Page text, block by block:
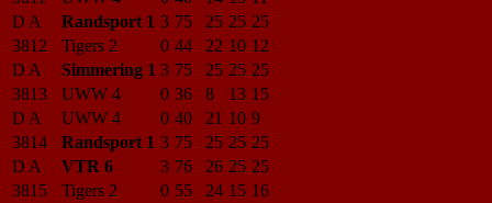
D A
Randsport 1 3 75 25 25 25
3812
Tigers 2 0 44 22 10 12
D A
Simmering 1 3 75 25 25 25
3813
UWW 4 0 36 8 13 15
D A
UWW 4 0 40 21 10 9
3814
Randsport 1 3 75 25 25 25
D A
VTR 6 3 76 26 25 25
3815
Tigers 2 0 55 24 15 16